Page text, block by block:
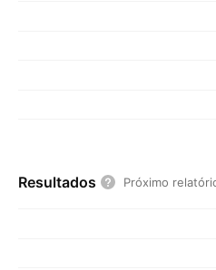
Resultados Próximo